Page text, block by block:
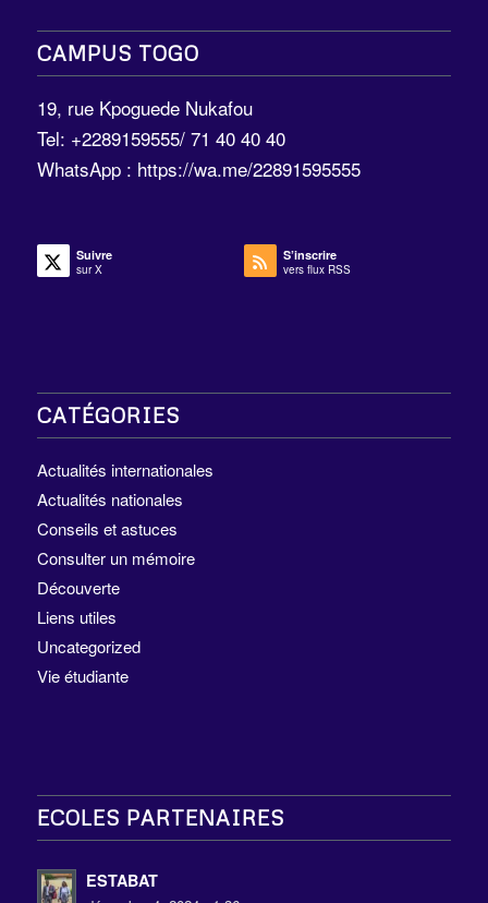
CAMPUS TOGO
19, rue Kpoguede Nukafou
Tel: +2289159555/ 71 40 40 40
WhatsApp : https://wa.me/22891595555
Suivre
sur X
S’inscrire
vers flux RSS
CATÉGORIES
Actualités internationales
Actualités nationales
Conseils et astuces
Consulter un mémoire
Découverte
Liens utiles
Uncategorized
Vie étudiante
ECOLES PARTENAIRES
ESTABAT